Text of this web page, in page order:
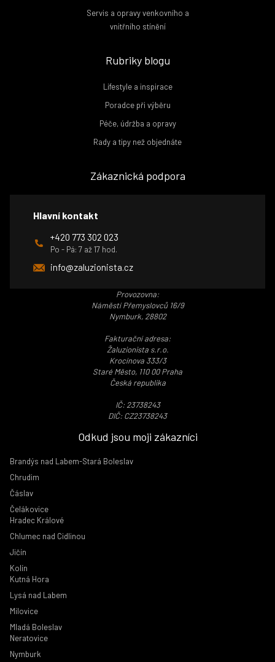
Servis a opravy venkovního a
vnitřního stínění
Rubriky blogu
Lifestyle a inspirace
Poradce při výběru
Péče, údržba a opravy
Rady a tipy než objednáte
Zákaznická podpora
Hlavní kontakt
+420 773 302 023
Po - Pá: 7 až 17 hod.
info@zaluzionista.cz
Provozovna:
Náměstí Přemyslovců 16/9
Nymburk, 28802
Fakturační adresa:
Žaluzionista s.r.o.
Krocínova 333/3
Staré Město, 110 00 Praha
Česká republika
IČ: 23738243
DIČ: CZ23738243
Odkud jsou moji zákazníci
Brandýs nad Labem-Stará Boleslav
Chrudim
Čáslav
Čelákovice
Hradec Králové
Chlumec nad Cidlinou
Jičín
Kolín
Kutná Hora
Lysá nad Labem
Milovice
Mladá Boleslav
Neratovice
Nymburk